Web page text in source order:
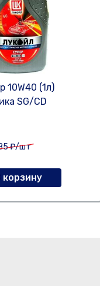
10W40 (1л)
SG/CD
₽/шт
корзину